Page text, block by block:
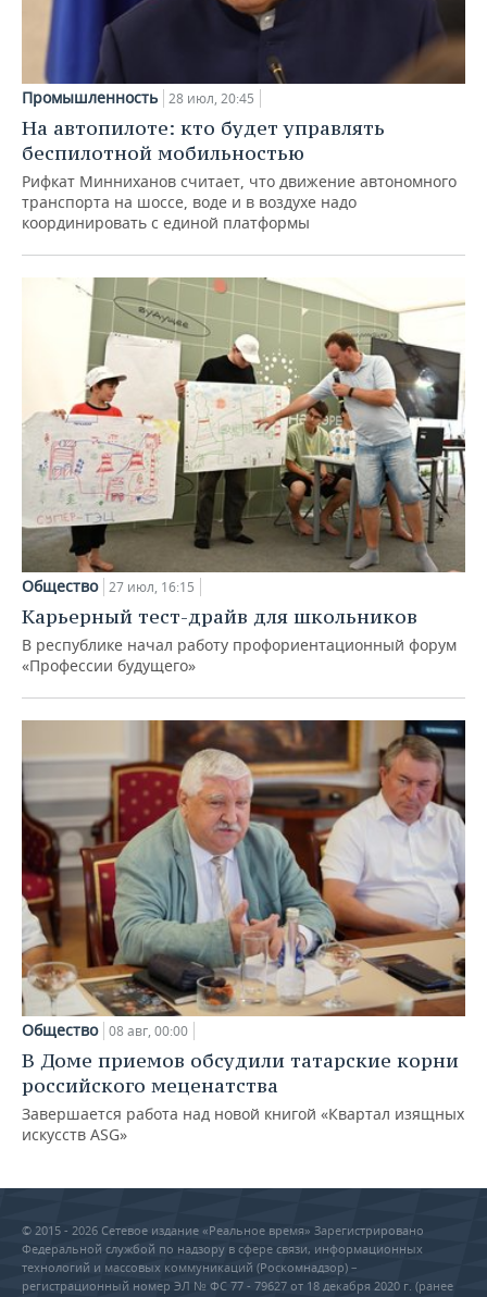
Промышленность 28 июл, 20:45
На автопилоте: кто будет управлять
беспилотной мобильностью
Рифкат Минниханов считает, что движение автономного
транспорта на шоссе, воде и в воздухе надо
координировать с единой платформы
Общество 27 июл, 16:15
Карьерный тест-драйв для школьников
В республике начал работу профориентационный форум
«Профессии будущего»
Общество 08 авг, 00:00
В Доме приемов обсудили татарские корни
российского меценатства
Завершается работа над новой книгой «Квартал изящных
искусств ASG»
© 2015 - 2026 Сетевое издание «Реальное время» Зарегистрировано
Федеральной службой по надзору в сфере связи, информационных
технологий и массовых коммуникаций (Роскомнадзор) –
регистрационный номер ЭЛ № ФС 77 - 79627 от 18 декабря 2020 г. (ранее